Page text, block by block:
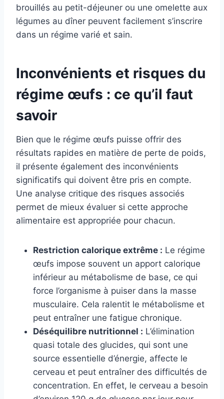
brouillés au petit-déjeuner ou une omelette aux
légumes au dîner peuvent facilement s’inscrire
dans un régime varié et sain.
Inconvénients et risques du
régime œufs : ce qu’il faut
savoir
Bien que le régime œufs puisse offrir des
résultats rapides en matière de perte de poids,
il présente également des inconvénients
significatifs qui doivent être pris en compte.
Une analyse critique des risques associés
permet de mieux évaluer si cette approche
alimentaire est appropriée pour chacun.
Restriction calorique extrême : Le régime
œufs impose souvent un apport calorique
inférieur au métabolisme de base, ce qui
force l’organisme à puiser dans la masse
musculaire. Cela ralentit le métabolisme et
peut entraîner une fatigue chronique.
Déséquilibre nutritionnel : L’élimination
quasi totale des glucides, qui sont une
source essentielle d’énergie, affecte le
cerveau et peut entraîner des difficultés de
concentration. En effet, le cerveau a besoin